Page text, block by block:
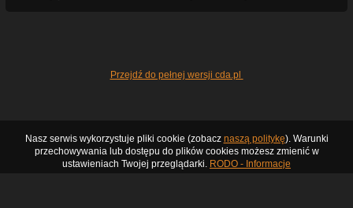
Przejdź do pełnej wersji cda.pl
Nasz serwis wykorzystuje pliki cookie (zobacz naszą politykę). Warunki
przechowywania lub dostępu do plików cookies możesz zmienić w
ustawieniach Twojej przeglądarki. RODO - Informacje